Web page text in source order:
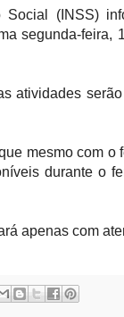
Social (INSS)
segunda-feira,
atividades
mesmo com
durante o
apenas com